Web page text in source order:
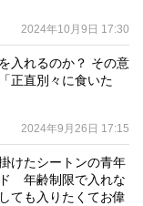
2024年10月9日 17:30
入れるのか？ その意
正直別々に食いた
2024年9月26日 17:15
けたシートンの青年
年齢制限で入れな
ても入りたくてお偉